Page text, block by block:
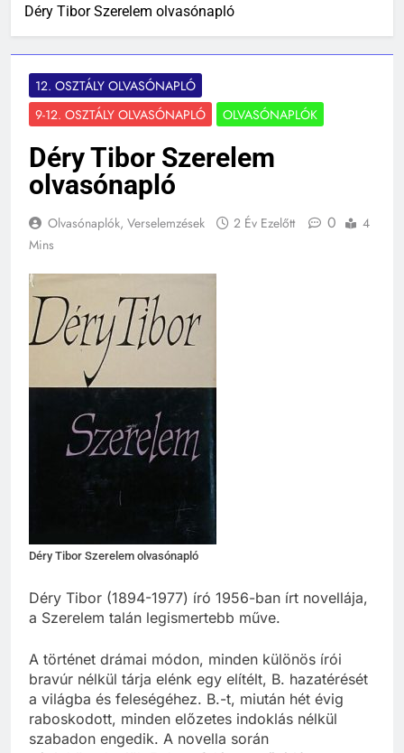
Déry Tibor Szerelem olvasónapló
12. OSZTÁLY OLVASÓNAPLÓ
9-12. OSZTÁLY OLVASÓNAPLÓ
OLVASÓNAPLÓK
Déry Tibor Szerelem
olvasónapló
Olvasónaplók, Verselemzések 2 Év Ezelőtt 0
4
Mins
Déry Tibor Szerelem olvasónapló
Déry Tibor (1894-1977) író 1956-ban írt novellája,
a Szerelem talán legismertebb műve.
A történet drámai módon, minden különös írói
bravúr nélkül tárja elénk egy elítélt, B. hazatérését
a világba és feleségéhez. B.-t, miután hét évig
raboskodott, minden előzetes indoklás nélkül
szabadon engedik. A novella során